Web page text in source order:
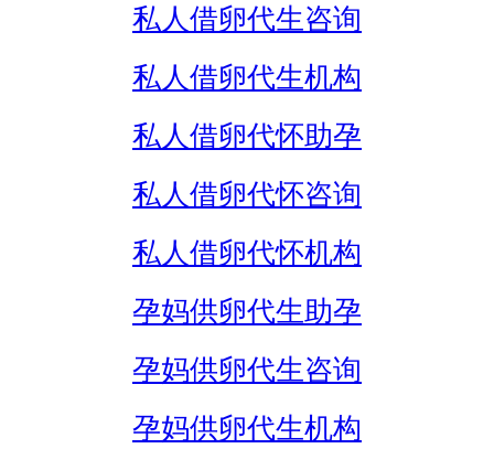
私人借卵代生咨询
私人借卵代生机构
私人借卵代怀助孕
私人借卵代怀咨询
私人借卵代怀机构
孕妈供卵代生助孕
孕妈供卵代生咨询
孕妈供卵代生机构